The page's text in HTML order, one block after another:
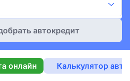
автокредит
онлайн Калькулятор